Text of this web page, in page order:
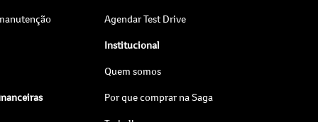
Agendar Test Drive
Institucional
Quem somos
Por que comprar na Saga